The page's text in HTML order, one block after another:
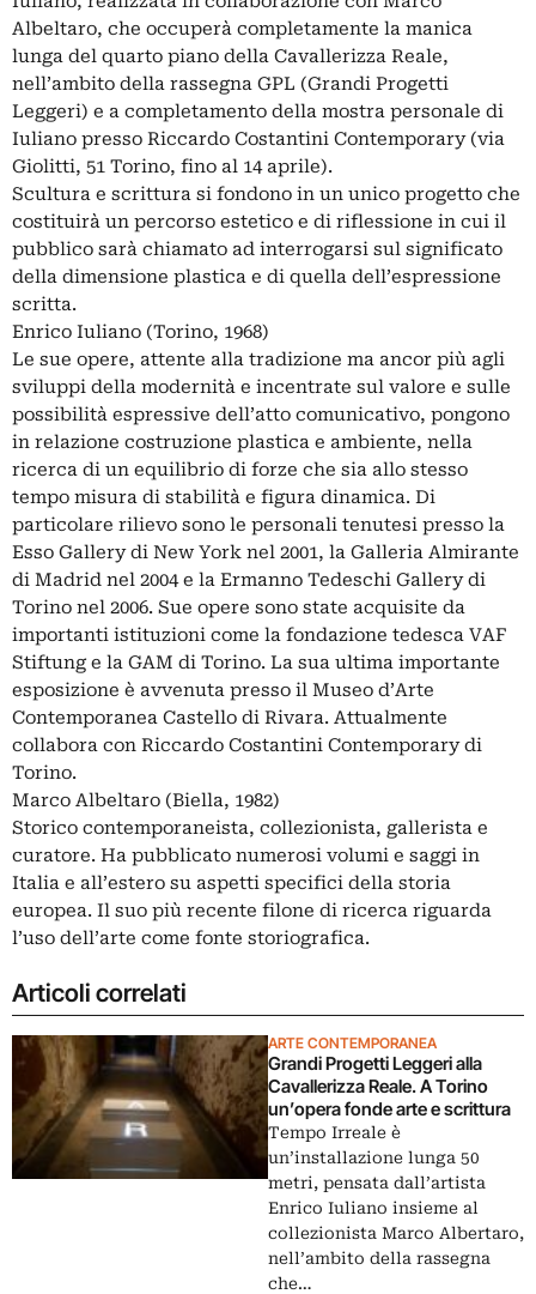
Albeltaro, che occuperà completamente la manica
lunga del quarto piano della Cavallerizza Reale,
nell’ambito della rassegna GPL (Grandi Progetti
Leggeri) e a completamento della mostra personale di
Iuliano presso Riccardo Costantini Contemporary (via
Giolitti, 51 Torino, fino al 14 aprile).
Scultura e scrittura si fondono in un unico progetto che
costituirà un percorso estetico e di riflessione in cui il
pubblico sarà chiamato ad interrogarsi sul significato
della dimensione plastica e di quella dell’espressione
scritta.
Enrico Iuliano (Torino, 1968)
Le sue opere, attente alla tradizione ma ancor più agli
sviluppi della modernità e incentrate sul valore e sulle
possibilità espressive dell’atto comunicativo, pongono
in relazione costruzione plastica e ambiente, nella
ricerca di un equilibrio di forze che sia allo stesso
tempo misura di stabilità e figura dinamica. Di
particolare rilievo sono le personali tenutesi presso la
Esso Gallery di New York nel 2001, la Galleria Almirante
di Madrid nel 2004 e la Ermanno Tedeschi Gallery di
Torino nel 2006. Sue opere sono state acquisite da
importanti istituzioni come la fondazione tedesca VAF
Stiftung e la GAM di Torino. La sua ultima importante
esposizione è avvenuta presso il Museo d’Arte
Contemporanea Castello di Rivara. Attualmente
collabora con Riccardo Costantini Contemporary di
Torino.
Marco Albeltaro (Biella, 1982)
Storico contemporaneista, collezionista, gallerista e
curatore. Ha pubblicato numerosi volumi e saggi in
Italia e all’estero su aspetti specifici della storia
europea. Il suo più recente filone di ricerca riguarda
l’uso dell’arte come fonte storiografica.
Articoli correlati
ARTE CONTEMPORANEA
Grandi Progetti Leggeri alla
Cavallerizza Reale. A Torino
un’opera fonde arte e scrittura
Tempo Irreale è
un’installazione lunga 50
metri, pensata dall’artista
Enrico Iuliano insieme al
collezionista Marco Albertaro,
nell’ambito della rassegna
che…